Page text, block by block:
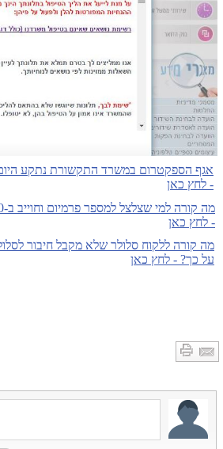
- לחץ כאן
- לחץ כאן
מה קורה ללקוח סלולר שלא מקבל חיבור
על כך? - לחץ כאן